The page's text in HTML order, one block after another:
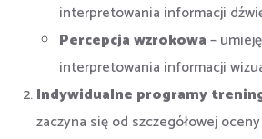
interpretowania informacji
Percepcja wzrokowa–
interpretowania informacji
Indywidualne programy
zaczyna się od szczegółowej